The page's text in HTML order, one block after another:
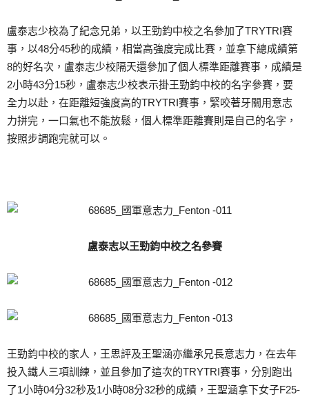
盧泰志少校為了紀念兄弟，以王勁鈞中校之名參加了TRYTRI賽
事，以48分45秒的成績，相當高強度完成比賽，並拿下總成績第
8的好名次，盧泰志少校隔天還參加了個人標準距離賽事，成績是
2小時43分15秒，盧泰志少校表示掛王勁鈞中校的名字參賽，要
全力以赴，在距離短強度高的TRYTRI賽事，緊咬著牙關用意志
力拼完，一口氣也不能放鬆，個人標準距離賽則是自己的名字，
按照步調跑完就可以。
盧泰志以王勁鈞中校之名參賽
王勁鈞中校的家人，王思評及王聖涵亦繼承兄長意志力，在去年
投入鐵人三項訓練，並且參加了這次的TRYTRI賽事，分別跑出
了1小時04分32秒及1小時08分32秒的成績，王聖涵拿下女子F25-